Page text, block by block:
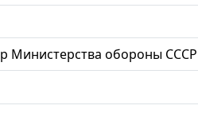
Министерства обороны СССР